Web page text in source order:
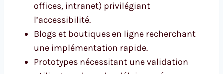
offices, intranet) privilégiant
l’accessibilité.
Blogs et boutiques en ligne recherchant
une implémentation rapide.
Prototypes nécessitant une validation